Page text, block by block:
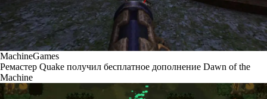
MachineGames
Ремастер Quake получил бесплатное дополнение Dawn of the
Machine